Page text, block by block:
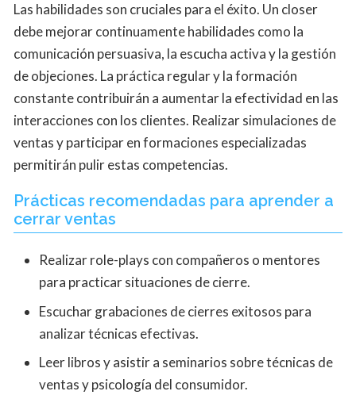
Las habilidades son cruciales para el éxito. Un closer
debe mejorar continuamente habilidades como la
comunicación persuasiva, la escucha activa y la gestión
de objeciones. La práctica regular y la formación
constante contribuirán a aumentar la efectividad en las
interacciones con los clientes. Realizar simulaciones de
ventas y participar en formaciones especializadas
permitirán pulir estas competencias.
Prácticas recomendadas para aprender a
cerrar ventas
Realizar role-plays con compañeros o mentores
para practicar situaciones de cierre.
Escuchar grabaciones de cierres exitosos para
analizar técnicas efectivas.
Leer libros y asistir a seminarios sobre técnicas de
ventas y psicología del consumidor.